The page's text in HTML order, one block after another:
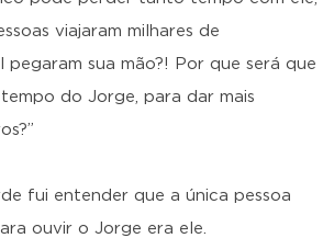
viajaram milhares de
pegaram sua mão?! Por que será que
do Jorge, para dar mais
fui entender que a única pessoa
ouvir o Jorge era ele.